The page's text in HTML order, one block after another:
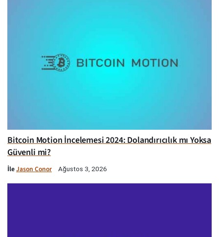
Bitcoin Motion İncelemesi 2024: Dolandırıcılık mı Yoksa
Güvenli mi?
İleJason Conor Ağustos 3, 2026